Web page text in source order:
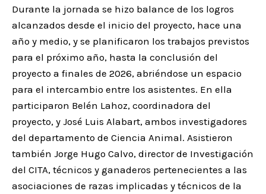
Durante la jornada se hizo balance de los logros
alcanzados desde el inicio del proyecto, hace una
año y medio, y se planificaron los trabajos previstos
para el próximo año, hasta la conclusión del
proyecto a finales de 2026, abriéndose un espacio
para el intercambio entre los asistentes. En ella
participaron Belén Lahoz, coordinadora del
proyecto, y José Luis Alabart, ambos investigadores
del departamento de Ciencia Animal. Asistieron
también Jorge Hugo Calvo, director de Investigación
del CITA, técnicos y ganaderos pertenecientes a las
asociaciones de razas implicadas y técnicos de la